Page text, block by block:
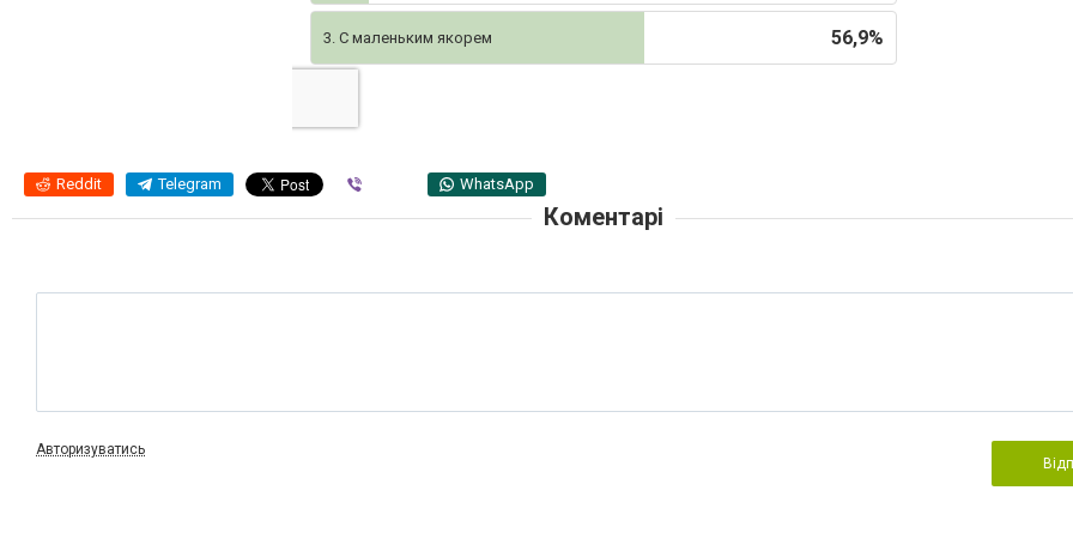
56,9%
3. С маленьким якорем
Reddit Telegram WhatsApp
Коментарі
Авторизуватись